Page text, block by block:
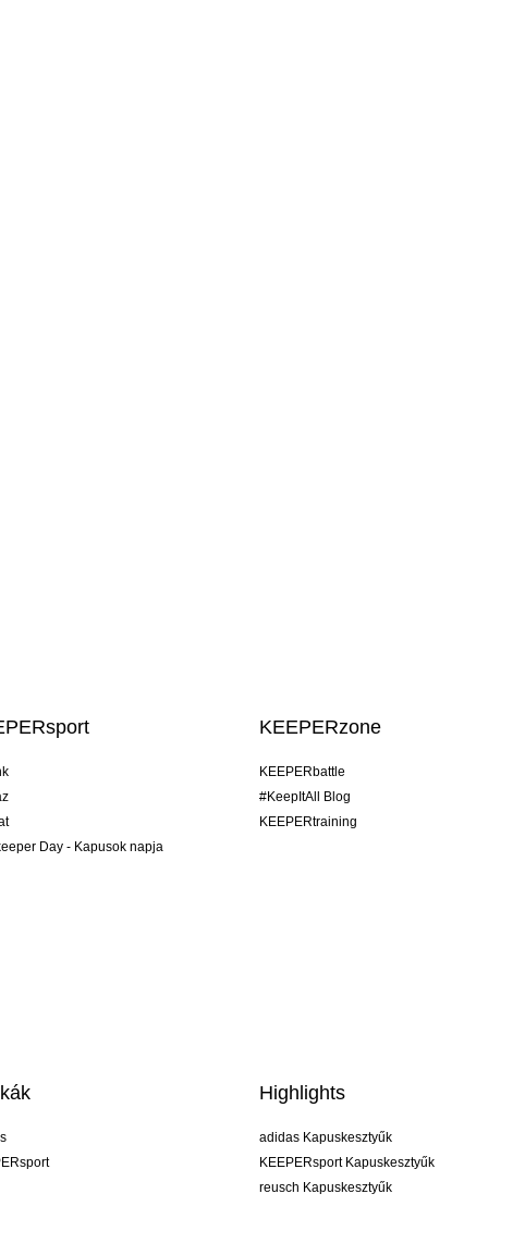
Day - Kapusok napja
KEEPERzone
KEEPERbattle
#KeepItAll Blog
KEEPERtraining
Highlights
adidas Kapuskesztyűk
KEEPERsport Kapuskesztyűk
reusch Kapuskesztyűk